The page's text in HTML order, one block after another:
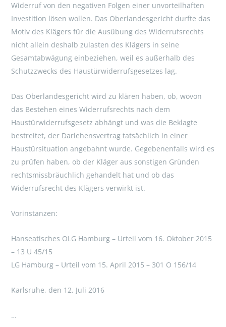
Widerruf von den negativen Folgen einer unvorteilhaften
Investition lösen wollen. Das Oberlandesgericht durfte das
Motiv des Klägers für die Ausübung des Widerrufsrechts
nicht allein deshalb zulasten des Klägers in seine
Gesamtabwägung einbeziehen, weil es außerhalb des
Schutzzwecks des Haustürwiderrufsgesetzes lag.
Das Oberlandesgericht wird zu klären haben, ob, wovon
das Bestehen eines Widerrufsrechts nach dem
Haustürwiderrufsgesetz abhängt und was die Beklagte
bestreitet, der Darlehensvertrag tatsächlich in einer
Haustürsituation angebahnt wurde. Gegebenenfalls wird es
zu prüfen haben, ob der Kläger aus sonstigen Gründen
rechtsmissbräuchlich gehandelt hat und ob das
Widerrufsrecht des Klägers verwirkt ist.
Vorinstanzen:
Hanseatisches OLG Hamburg – Urteil vom 16. Oktober 2015
– 13 U 45/15
LG Hamburg – Urteil vom 15. April 2015 – 301 O 156/14
Karlsruhe, den 12. Juli 2016
…